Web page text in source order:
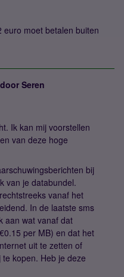
euro moet betalen buiten
Seren
Ik kan mij voorstellen
van deze hoge
bij
van je databundel.
vanaf het
In de laatste sms
aan wat vanaf dat
per MB) en dat het
uit te zetten of
kopen. Heb je deze